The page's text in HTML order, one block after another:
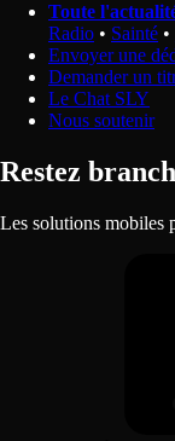
Toute
Radio • Sainté •
Envoyer une
Demander un
Le Chat SLY
Nous soutenir
Restez
Les solutions mobiles